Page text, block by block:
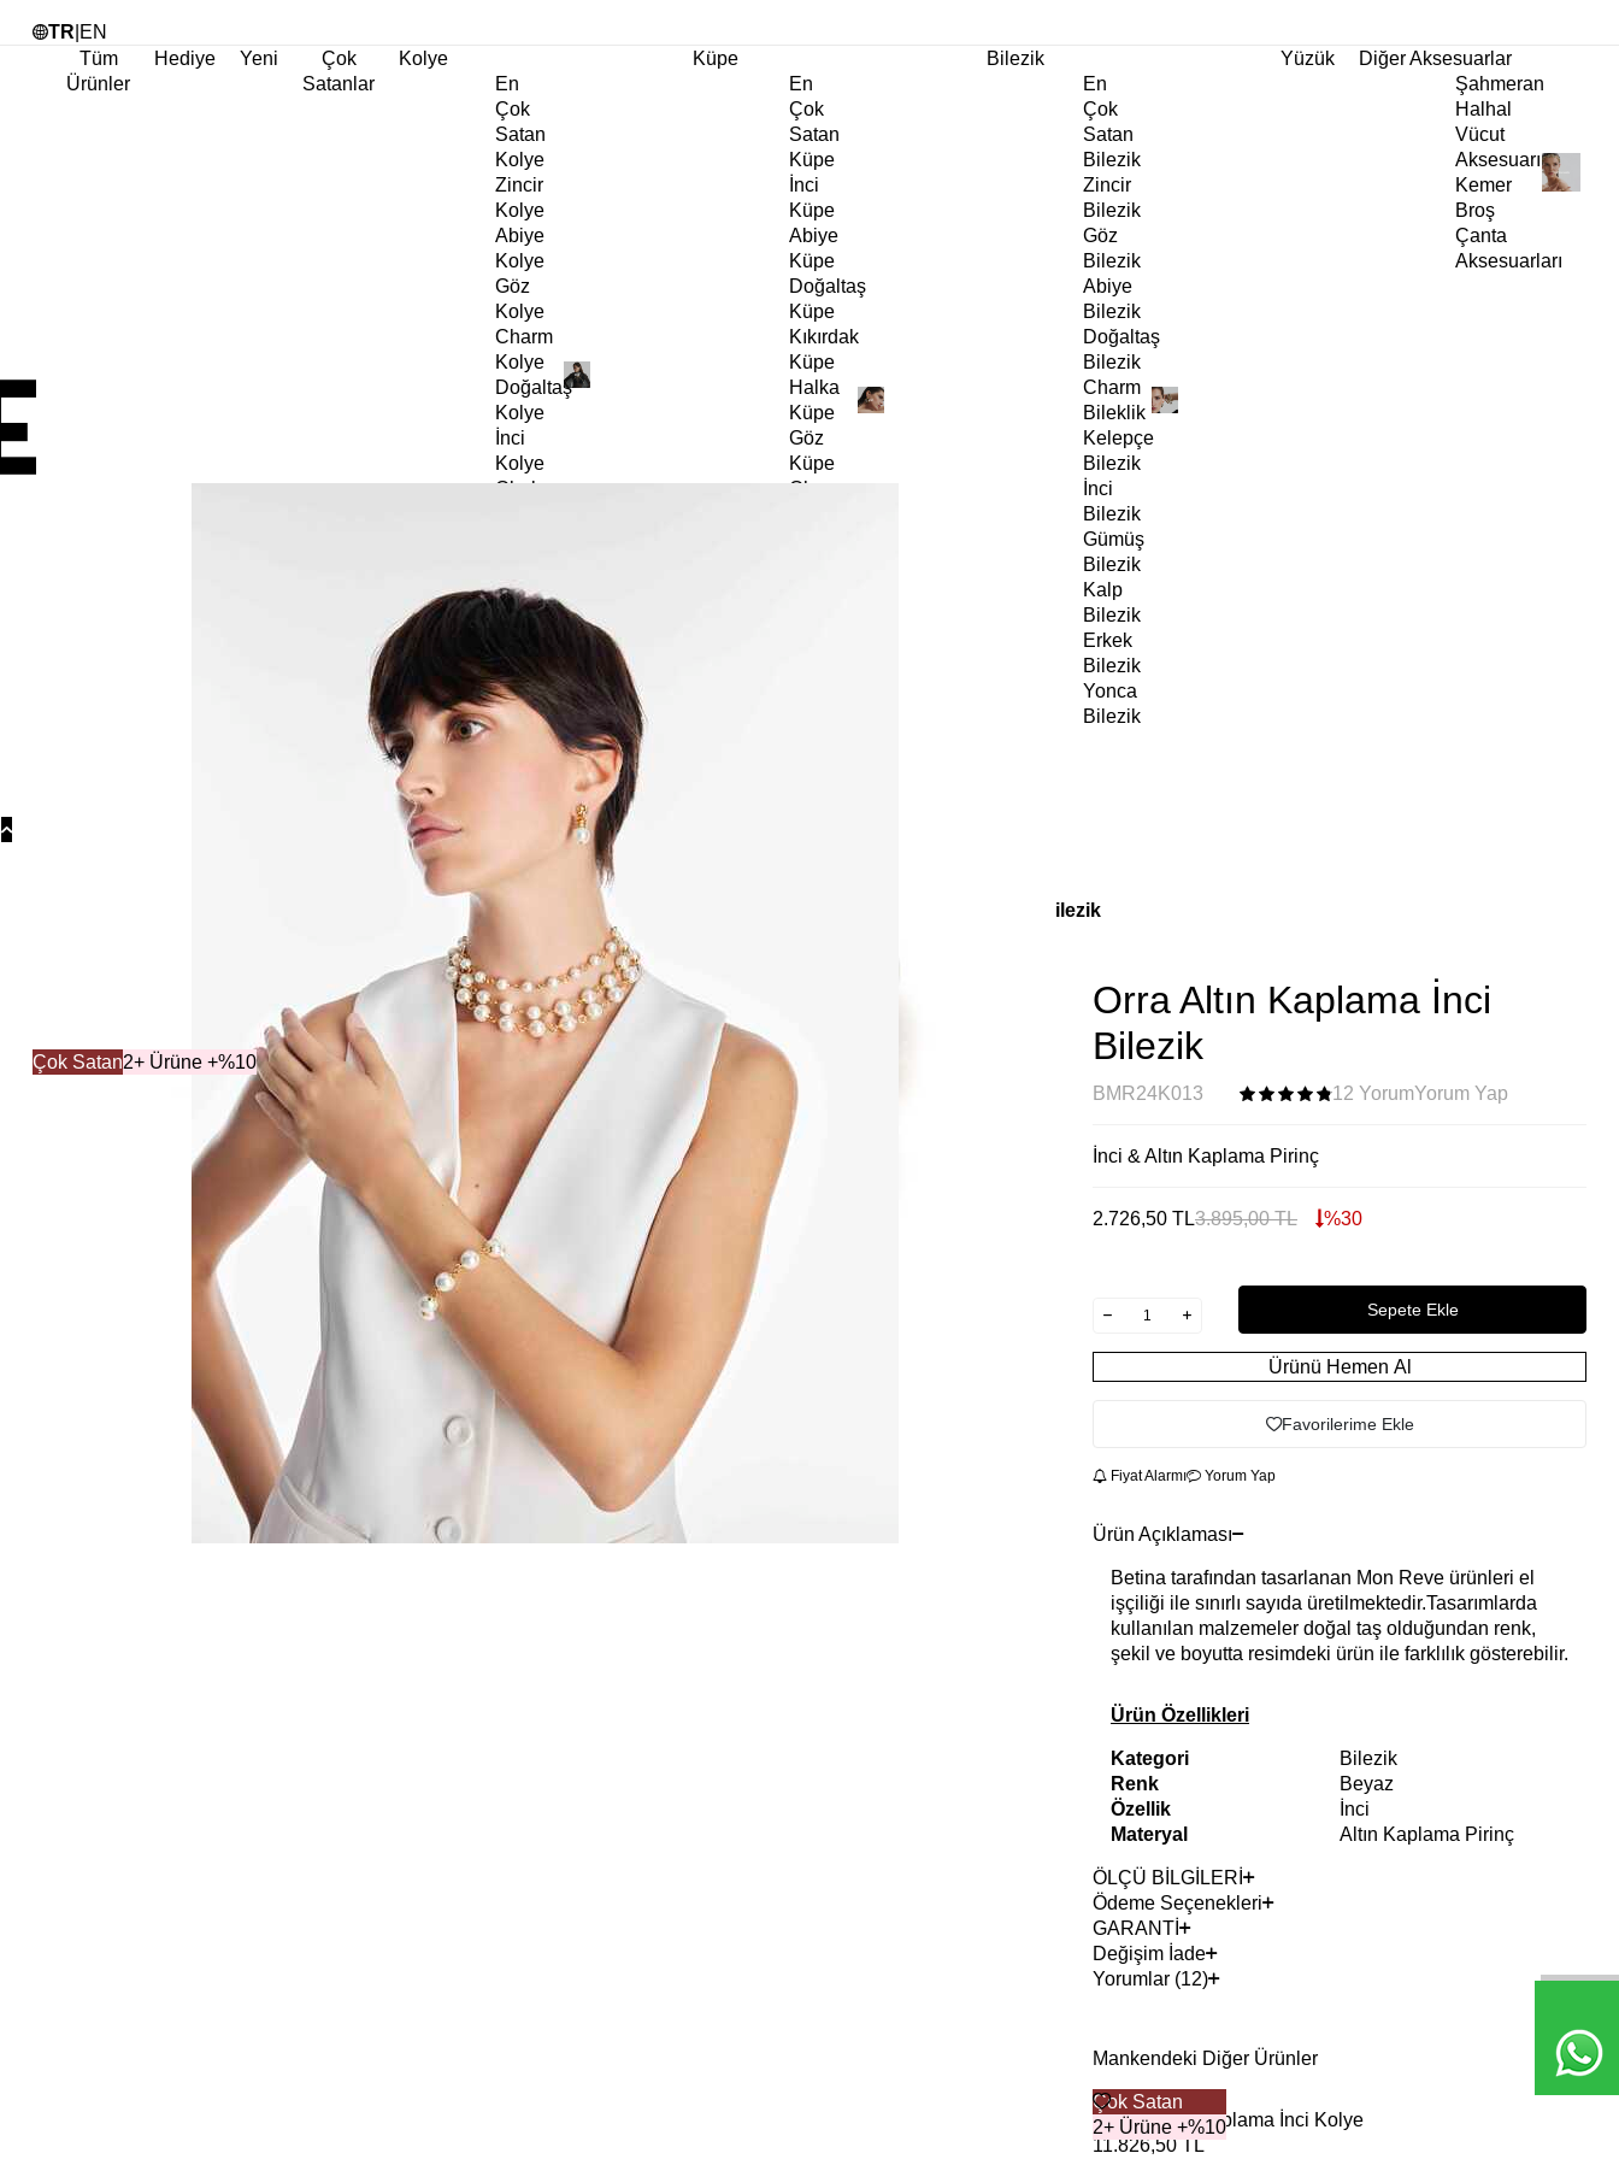
TR EN
Tüm
Ürünler
Hediye Yeni
Çok
Satanlar
Kolye
En
Çok
Satan
Kolye
Zincir
Kolye
Abiye
Kolye
Göz
Kolye
Charm
Kolye
Doğaltaş
Kolye
İnci
Kolye
Choker
Gümüş
Kolye
Kolye
Küpe
En
Çok
Satan
Küpe
İnci
Küpe
Abiye
Küpe
Doğaltaş
Küpe
Kıkırdak
Küpe
Halka
Küpe
Göz
Küpe
Charm
Bilezik
En
Çok
Satan
Bilezik
Zincir
Bilezik
Göz
Bilezik
Abiye
Bilezik
Doğaltaş
Bilezik
Charm
Bileklik
Kelepçe
Bilezik
İnci
Bilezik
Gümüş
Bilezik
Kalp
Bilezik
Erkek
Bilezik
Yonca
Bilezik
Yüzük
Diğer Aksesuarlar
Şahmeran
Halhal
Vücut
Aksesuarı
Kemer
Broş
Çanta
Aksesuarları
Koleksiyonlar Orra Altın Kaplama İnci Bilezik
Çok Satan2+ Ürüne +%10
Orra Altın Kaplama İnci
Bilezik
BMR24K013 12 YorumYorum Yap
İnci & Altın Kaplama Pirinç
2.726,50 TL3.895,00TL %30
Sepete Ekle
Ürünü Hemen Al
Favorilerime Ekle
Fiyat Alarmı Yorum Yap
Ürün Açıklaması
Betina tarafından tasarlanan Mon Reve ürünleri el
işçiliği ile sınırlı sayıda üretilmektedir.Tasarımlarda
kullanılan malzemeler doğal taş olduğundan renk,
şekil ve boyutta resimdeki ürün ile farklılık gösterebilir.
Ürün Özellikleri
Kategori
Bilezik
Renk
Beyaz
Özellik
İnci
Materyal
Altın Kaplama Pirinç
ÖLÇÜ BİLGİLERİ
Ödeme Seçenekleri
GARANTİ
Değişim İade
Yorumlar (12)
Mankendeki Diğer Ürünler
Çok Satan
2+ Ürüne +%10
Mirella Altın Kaplama İnci Kolye
11.826,50TL